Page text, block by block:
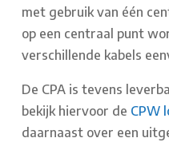
met gebruik van één
op een centraal punt
verschillende kabels
De CPA is tevens
bekijk hiervoor de CPW
daarnaast over een